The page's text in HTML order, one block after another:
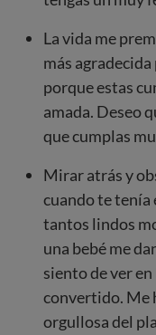
La vida me
más
porque estas
amada. Deseo
que cumplas
Mirar atrás y
cuando te tenía
tantos lindos
una bebé me
siento de ver
convertido. Me
orgullosa del